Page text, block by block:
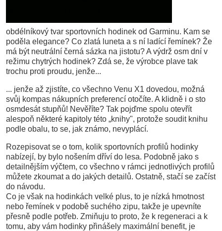
obdélníkový tvar sportovních hodinek od Garminu. Kam se
poděla elegance? Co zlatá luneta a s ní ladící řemínek? Že
má být neutrální černá sázka na jistotu? A výdrž osm dní v
režimu chytrých hodinek? Zdá se, že výrobce plave tak
trochu proti proudu, jenže...
... jenže až zjistíte, co všechno Venu X1 dovedou, možná
svůj kompas nákupních preferencí otočíte. A klidně i o sto
osmdesát stupňů! Nevěříte? Tak pojďme spolu otevřít
alespoň některé kapitoly této „knihy", protože soudit knihu
podle obalu, to se, jak známo, nevyplácí.
Rozepisovat se o tom, kolik sportovních profilů hodinky
nabízejí, by bylo nošením dříví do lesa. Podobně jako s
detailnějším výčtem, co všechno v rámci jednotlivých profilů
můžete zkoumat a do jakých detailů. Ostatně, stačí se začíst
do návodu.
Co je však na hodinkách velké plus, to je nízká hmotnost
nebo řemínek v podobě suchého zipu, takže je upevníte
přesně podle potřeb. Zmiňuju to proto, že k regeneraci a k
tomu, aby vám hodinky přinášely maximální benefit, je